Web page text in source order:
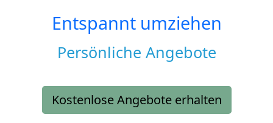
Entspannt umziehen
Persönliche Angebote
Kostenlose Angebote erhalten